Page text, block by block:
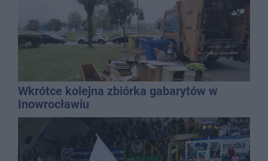
Wkrótce kolejna zbiórka gabarytów w
Inowrocławiu